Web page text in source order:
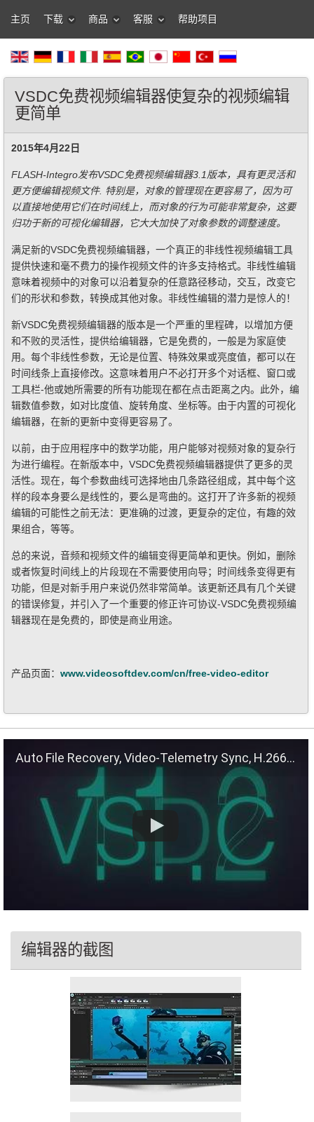
主页 下载 商品 客服 帮助项目
VSDC免费视频编辑器使复杂的视频编辑
更简单
2015年4月22日
FLASH-Integro发布VSDC免费视频编辑器3.1版本，具有更灵活和
更方便编辑视频文件. 特别是，对象的管理现在更容易了，因为可
以直接地使用它们在时间线上，而对象的行为可能非常复杂，这要
归功于新的可视化编辑器，它大大加快了对象参数的调整速度。
满足新的VSDC免费视频编辑器，一个真正的非线性视频编辑工具
提供快速和毫不费力的操作视频文件的许多支持格式。非线性编辑
意味着视频中的对象可以沿着复杂的任意路径移动，交互，改变它
们的形状和参数，转换成其他对象。非线性编辑的潜力是惊人的！
新VSDC免费视频编辑器的版本是一个严重的里程碑，以增加方便
和不败的灵活性，提供给编辑器，它是免费的，一般是为家庭使
用。每个非线性参数，无论是位置、特殊效果或亮度值，都可以在
时间线条上直接修改。这意味着用户不必打开多个对话框、窗口或
工具栏-他或她所需要的所有功能现在都在点击距离之内。此外，编
辑数值参数，如对比度值、旋转角度、坐标等。由于内置的可视化
编辑器，在新的更新中变得更容易了。
以前，由于应用程序中的数学功能，用户能够对视频对象的复杂行
为进行编程。在新版本中，VSDC免费视频编辑器提供了更多的灵
活性。现在，每个参数曲线可选择地由几条路径组成，其中每个这
样的段本身要么是线性的，要么是弯曲的。这打开了许多新的视频
编辑的可能性之前无法：更准确的过渡，更复杂的定位，有趣的效
果组合，等等。
总的来说，音频和视频文件的编辑变得更简单和更快。例如，删除
或者恢复时间线上的片段现在不需要使用向导；时间线条变得更有
功能，但是对新手用户来说仍然非常简单。该更新还具有几个关键
的错误修复，并引入了一个重要的修正许可协议-VSDC免费视频编
辑器现在是免费的，即使是商业用途。
产品页面： www.videosoftdev.com/cn/free-video-editor
Auto File Recovery, Video-Telemetry Sync, H.266 (VVC)
编辑器的截图